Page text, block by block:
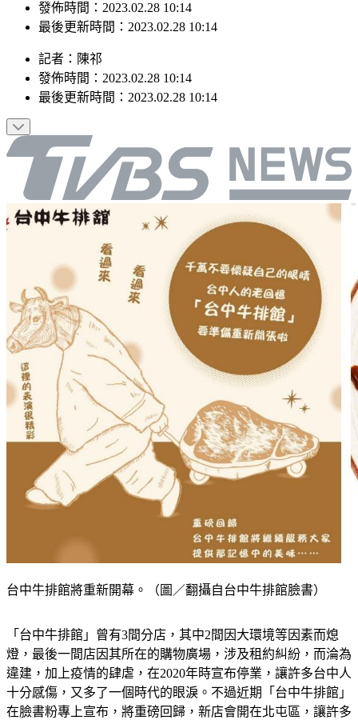
發佈時間：2023.02.28 10:14
最後更新時間：2023.02.28 10:14
記者 ： 陳祁
發佈時間： 2023.02.28 10:14
最後更新時間： 2023.02.28 10:14
台中牛排館將重新開幕。（圖／翻攝自台中牛排館臉書）
「台中牛排館」曾有3間分店，其中2間因大環境等因素而熄
燈，最後一間店因其所在的購物廣場，涉及租約糾紛，而淪為
違建，加上疫情的肆虐，在2020年時宣布停業，讓許多台中人
十分感傷，又多了一個時代的眼淚。不過近期「台中牛排館」
在臉書粉專上宣布，將重磅回歸，新店會開在北屯區，讓許多